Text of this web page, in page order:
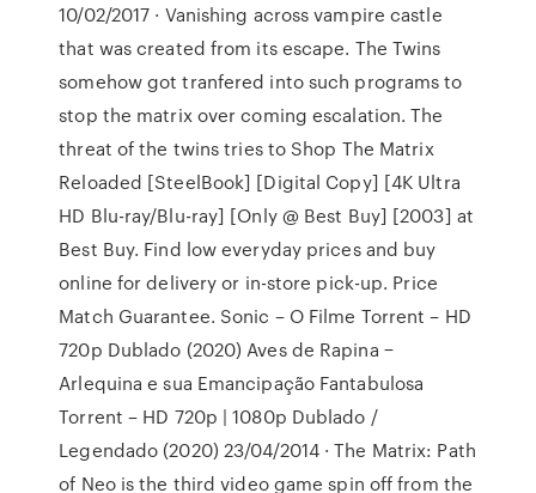
10/02/2017 · Vanishing across vampire castle
that was created from its escape. The Twins
somehow got tranfered into such programs to
stop the matrix over coming escalation. The
threat of the twins tries to Shop The Matrix
Reloaded [SteelBook] [Digital Copy] [4K Ultra
HD Blu-ray/Blu-ray] [Only @ Best Buy] [2003] at
Best Buy. Find low everyday prices and buy
online for delivery or in-store pick-up. Price
Match Guarantee. Sonic – O Filme Torrent – HD
720p Dublado (2020) Aves de Rapina −
Arlequina e sua Emancipação Fantabulosa
Torrent – HD 720p | 1080p Dublado /
Legendado (2020) 23/04/2014 · The Matrix: Path
of Neo is the third video game spin off from the